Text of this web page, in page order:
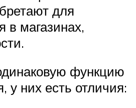
для
в магазинах,
функцию
у них есть отличия: